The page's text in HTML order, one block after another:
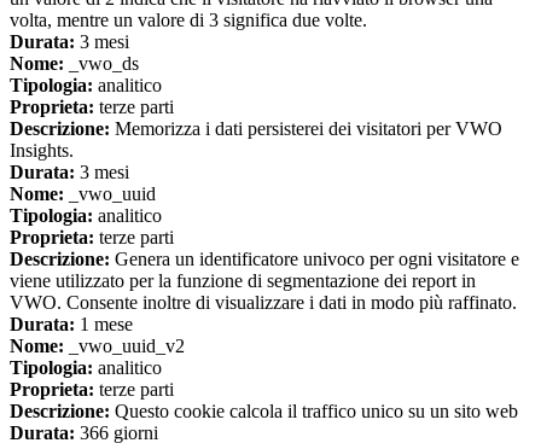
volta, mentre un valore di 3 significa due volte.
Durata: 3 mesi
Nome: _vwo_ds
Tipologia: analitico
Proprieta: terze parti
Descrizione: Memorizza i dati persisterei dei visitatori per VWO
Insights.
Durata: 3 mesi
Nome: _vwo_uuid
Tipologia: analitico
Proprieta: terze parti
Descrizione: Genera un identificatore univoco per ogni visitatore e
viene utilizzato per la funzione di segmentazione dei report in
VWO. Consente inoltre di visualizzare i dati in modo più raffinato.
Durata: 1 mese
Nome: _vwo_uuid_v2
Tipologia: analitico
Proprieta: terze parti
Descrizione: Questo cookie calcola il traffico unico su un sito web
Durata: 366 giorni